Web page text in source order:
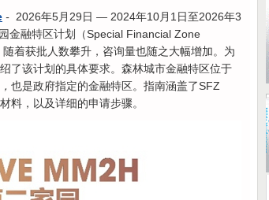
- 2026年5月29日 — 2024年10月1日至2026年3
金融特区计划（Special Financial Zone
着获批人数攀升，咨询量也随之大幅增加。为
了该计划的具体要求。森林城市金融特区位于
， 也是政府指定的金融特区。指南涵盖了SFZ
料，以及详细的申请步骤。